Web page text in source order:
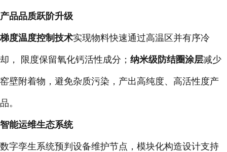
产品品质跃阶升级
梯度温度控制技术实现物料快速通过高温区并有序冷
却， 限度保留氧化钙活性成分； 纳米级防结圈涂层减少
窑壁附着物，避免杂质污染，产出高纯度、高活性度产
品。
智能运维生态系统
数字孪生系统预判设备维护节点，模块化构造设计支持